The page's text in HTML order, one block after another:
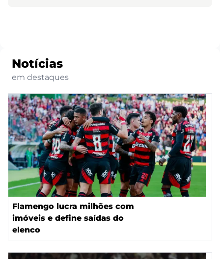
Notícias
em destaques
Flamengo lucra milhões com
imóveis e define saídas do
elenco